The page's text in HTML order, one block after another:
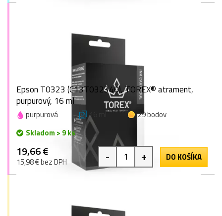
Epson T0323 (C13T032340), TOREX® atrament,
purpurový, 16 ml
purpurová 16 ml
29 bodov
Skladom > 9 ks
19,66 €
15,98 € bez DPH - + DO KOŠÍKA